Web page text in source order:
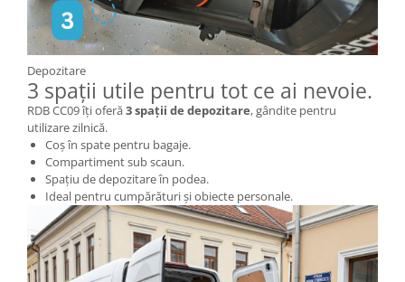
Incarcator Triciclu Electric
Camera Tricicleta Electrica
Cauciuc Tricicleta Electrica
Controller Tricicleta Electrica
Acceleratie Triciclu Electric
Lumini Tricicluri Electrice
Roti, Axe
Cauta piese după Marcă/Model
Piese de Schimb Z-TECH
Piese de schimb KUBA / RKS
Depozitare
3 spații utile pentru tot ce ai nevoie.
RDB CC09 îți oferă3 spații de depozitare, gândite pentru
utilizare zilnică.
Coș în spate pentru bagaje.
Compartiment sub scaun.
Spațiu de depozitare în podea.
Ideal pentru cumpărături și obiecte personale.